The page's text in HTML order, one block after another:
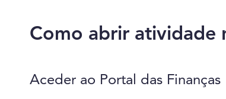
Como abrir atividade
Aceder ao Portal das Finanças